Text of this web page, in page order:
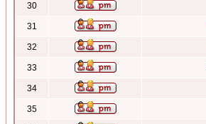
30
31
32
33
34
35